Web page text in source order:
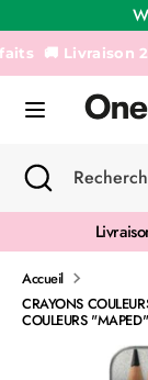
au
contenu
🚚 Livraison 24-
RechercheRechercher..
RechercheRechercher..
Fermer
la
recherche
Accueil
CRAYONS
COULEURS "MAPED"